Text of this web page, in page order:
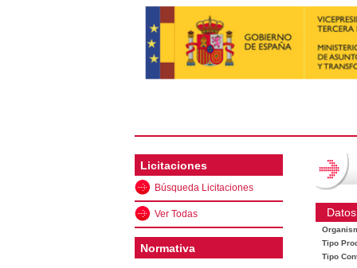
Licitaciones
Búsqueda Licitaciones
Ver Todas
Normativa
Tipo
Tipo